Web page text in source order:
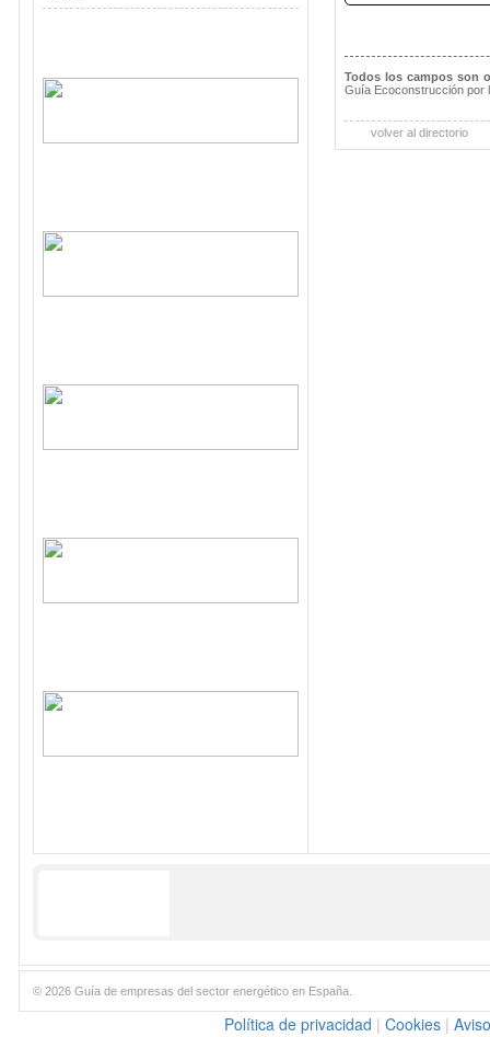
Todos los campos son
Guía Ecoconstrucción por
volver al directorio
© 2026 Guía de empresas del sector energético en España.
Política de privacidad | Cookies |